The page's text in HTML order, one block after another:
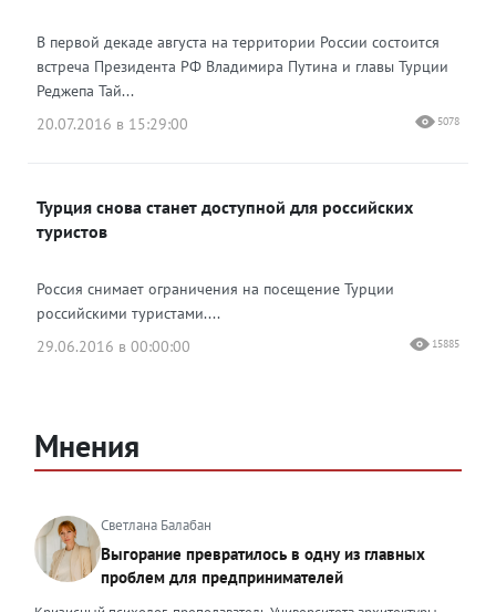
В первой декаде августа на территории России состоится
встреча Президента РФ Владимира Путина и главы Турции
Реджепа Тай...
20.07.2016 в 15:29:00
5078
Турция снова станет доступной для российских
туристов
Россия снимает ограничения на посещение Турции
российскими туристами....
29.06.2016 в 00:00:00
15885
Мнения
Светлана Балабан
Выгорание превратилось в одну из главных
проблем для предпринимателей